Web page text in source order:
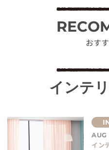
おす
インテ
AUG
イン